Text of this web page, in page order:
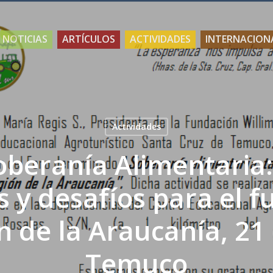
NOTICIAS ARTÍCULOS ACTIVIDADES
Actividades
y desafíos para el
de la Araucanía,
Temuco